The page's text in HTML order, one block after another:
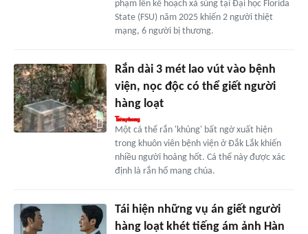
phạm lên kế hoạch xả súng tại Đại học Florida
State (FSU) năm 2025 khiến 2 người thiệt
mạng, 6 người bị thương.
Rắn dài 3 mét lao vút vào bệnh
viện, nọc độc có thể giết người
hàng loạt
Một cá thể rắn 'khủng' bất ngờ xuất hiện
trong khuôn viên bệnh viện ở Đắk Lắk khiến
nhiều người hoảng hốt. Cá thể này được xác
định là rắn hổ mang chúa.
Tái hiện những vụ án giết người
hàng loạt khét tiếng ám ảnh Hàn